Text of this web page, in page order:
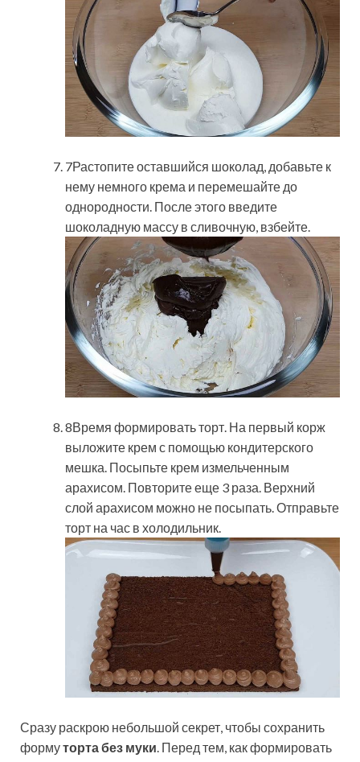
7Растопите оставшийся шоколад, добавьте к
нему немного крема и перемешайте до
однородности. После этого введите
шоколадную массу в сливочную, взбейте.
8Время формировать торт. На первый корж
выложите крем с помощью кондитерского
мешка. Посыпьте крем измельченным
арахисом. Повторите еще 3 раза. Верхний
слой арахисом можно не посыпать. Отправьте
торт на час в холодильник.
Сразу раскрою небольшой секрет, чтобы сохранить
формуторта без муки. Перед тем, как формировать